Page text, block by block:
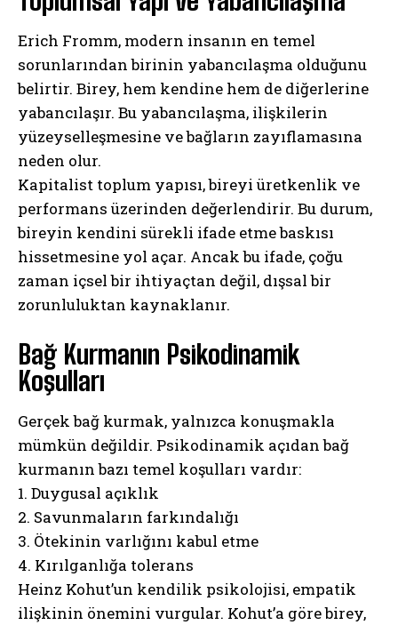
Erich Fromm, modern insanın en temel
sorunlarından birinin yabancılaşma olduğunu
belirtir. Birey, hem kendine hem de diğerlerine
yabancılaşır. Bu yabancılaşma, ilişkilerin
yüzeyselleşmesine ve bağların zayıflamasına
neden olur.
Kapitalist toplum yapısı, bireyi üretkenlik ve
performans üzerinden değerlendirir. Bu durum,
bireyin kendini sürekli ifade etme baskısı
hissetmesine yol açar. Ancak bu ifade, çoğu
zaman içsel bir ihtiyaçtan değil, dışsal bir
zorunluluktan kaynaklanır.
Bağ Kurmanın Psikodinamik
Koşulları
Gerçek bağ kurmak, yalnızca konuşmakla
mümkün değildir. Psikodinamik açıdan bağ
kurmanın bazı temel koşulları vardır:
1. Duygusal açıklık
2. Savunmaların farkındalığı
3. Ötekinin varlığını kabul etme
4. Kırılganlığa tolerans
Heinz Kohut’un kendilik psikolojisi, empatik
ilişkinin önemini vurgular. Kohut’a göre birey,